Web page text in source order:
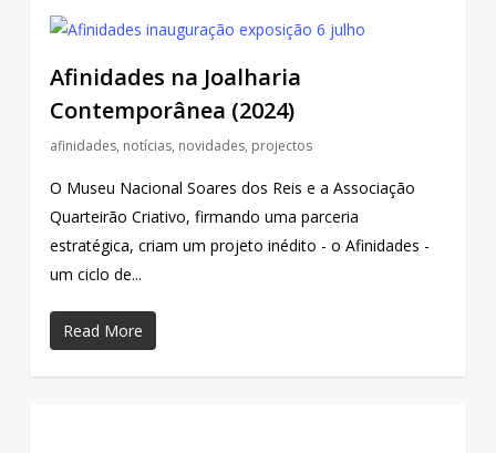
Afinidades na Joalharia
Contemporânea (2024)
afinidades, notícias, novidades, projectos
O Museu Nacional Soares dos Reis e a Associação
Quarteirão Criativo, firmando uma parceria
estratégica, criam um projeto inédito - o Afinidades -
um ciclo de...
Read More